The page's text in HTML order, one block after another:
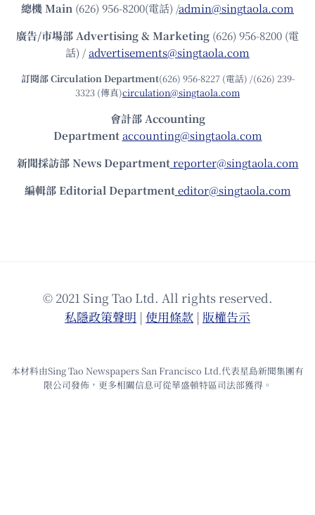
總機Main (626) 956-8200(電話) /admin@singtaola.com
廣告/市場部Advertising & Marketing (626) 956-8200 (電
話) /advertisements@singtaola.com
訂閱部 Circulation Department(626) 956-8227 (電話) /(626) 239-
3323 (傳真)circulation@singtaola.com
會計部 Accounting
Department accounting@singtaola.com
新聞採訪部 News Department reporter@singtaola.com
編輯部 Editorial Department editor@singtaola.com
© 2021 Sing Tao Ltd. All rights reserved.
私隱政策聲明 | 使⽤條款 | 版權告⽰
本材料由Sing Tao Newspapers San Francisco Ltd.代表星島新聞集團有
限公司發佈，更多相關信息可從華盛頓特區司法部獲得。